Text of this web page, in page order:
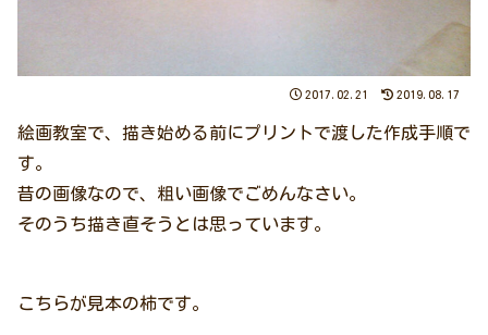
2017.02.21 2019.08.17
絵画教室で、描き始める前にプリントで渡した作成手順で
す。
昔の画像なので、粗い画像でごめんなさい。
そのうち描き直そうとは思っています。
こちらが見本の柿です。